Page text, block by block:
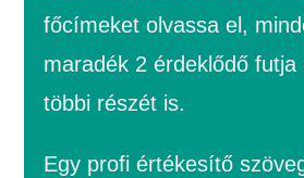
főcímeket olvassa el,
maradék 2 érdeklődő futja
többi részét is.
Egy profi értékesítő